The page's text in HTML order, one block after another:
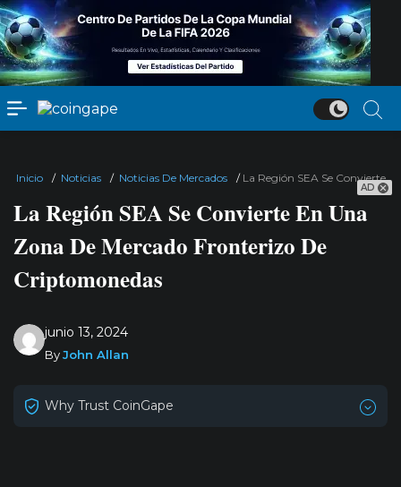
AD
Inicio / Noticias / Noticias De Mercados / La Región SEA Se Convierte
La Región SEA Se Convierte En Una
Zona De Mercado Fronterizo De
Criptomonedas
junio 13, 2024
ByJohn Allan
Why Trust CoinGape